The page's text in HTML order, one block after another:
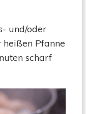
und/oder
heißen Pfanne
scharf